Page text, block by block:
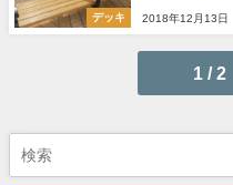
デッキ 2018年12月13日
1 / 2